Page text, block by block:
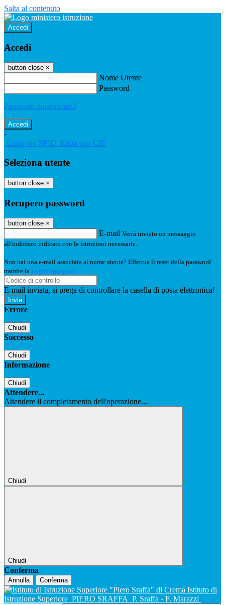
Salta al contenuto
Accedi
Accedi
button close ×
Nome Utente
Password
Password dimenticata?
-
Entra con SPID Entra con CIE
Seleziona utente
button close ×
Recupero password
button close ×
E-mail Verrà inviato un messaggio
all'indirizzo indicato con le istruzioni necessarie.
Non hai una e-mail associata al nome utente? Effettua il reset della password
tramite la Login Spaggiari
E-mail inviata, si prega di controllare la casella di posta elettronica!
Errore
Chiudi
Successo
Chiudi
Informazione
Chiudi
Attendere...
Attendere il completamento dell'operazione...
Chiudi
Chiudi
Conferma
Annulla Conferma
Istituto di
Istruzione Superiore PIERO SRAFFA P. Sraffa - F. Marazzi